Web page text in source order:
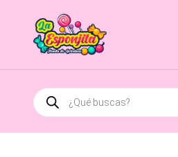
Búsqueda
de
productos